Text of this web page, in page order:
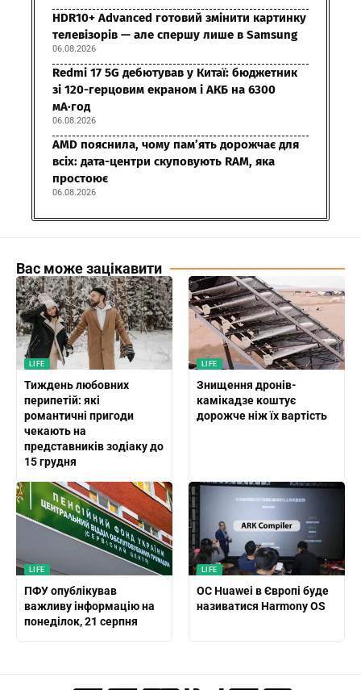
HDR10+ Advanced готовий змінити картинку
телевізорів — але спершу лише в Samsung
06.08.2026
Redmi 17 5G дебютував у Китаї: бюджетник
зі 120-герцовим екраном і АКБ на 6300
мА·год
06.08.2026
AMD пояснила, чому пам’ять дорожчає для
всіх: дата-центри скуповують RAM, яка
простоює
06.08.2026
Вас може зацікавити
LIFE
Тиждень любовних
перипетій: які
романтичні пригоди
чекають на
представників зодіаку до
15 грудня
LIFE
Знищення дронів-
камікадзе коштує
дорожче ніж їх вартість
LIFE
ПФУ опублікував
важливу інформацію на
понеділок, 21 серпня
LIFE
ОС Huawei в Європі буде
називатися Harmony OS